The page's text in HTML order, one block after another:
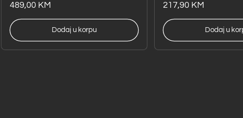
cijena
cijena
489,00 KM
Dodaj u korpu
cijena
cijena
217,90 KM
Dodaj u